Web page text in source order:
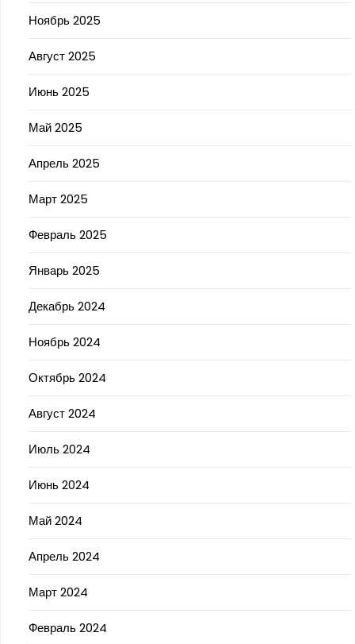
Ноябрь 2025
Август 2025
Июнь 2025
Май 2025
Апрель 2025
Март 2025
Февраль 2025
Январь 2025
Декабрь 2024
Ноябрь 2024
Октябрь 2024
Август 2024
Июль 2024
Июнь 2024
Май 2024
Апрель 2024
Март 2024
Февраль 2024